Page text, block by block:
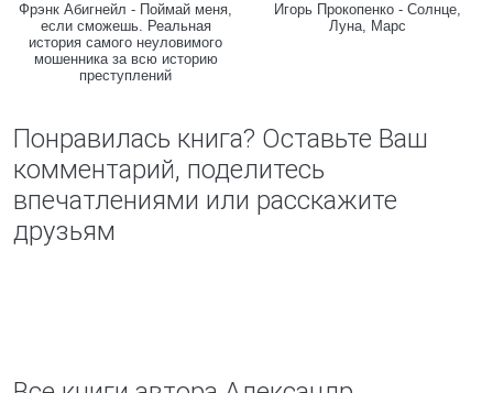
Фрэнк Абигнейл - Поймай меня,
если сможешь. Реальная
история самого неуловимого
мошенника за всю историю
преступлений
Игорь Прокопенко - Солнце,
Луна, Марс
Понравилась книга? Оставьте Ваш
комментарий, поделитесь
впечатлениями или расскажите
друзьям